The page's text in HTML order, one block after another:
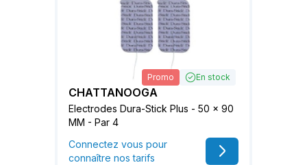
Promo En stock
CHATTANOOGA
Electrodes Dura-Stick Plus - 50 x 90
MM - Par 4
Connectez vous pour
connaître nos tarifs